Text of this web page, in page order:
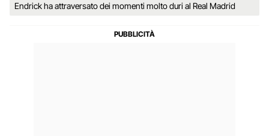
Endrick ha attraversato dei momenti molto duri al Real Madrid